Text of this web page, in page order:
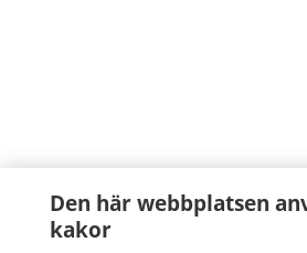
Den här webbplatsen
kakor